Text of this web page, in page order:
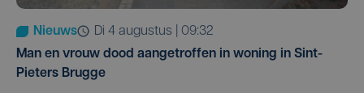
Nieuws
di 4 augustus | 09:32
Man en vrouw dood aangetroffen in woning in Sint-
Pieters Brugge